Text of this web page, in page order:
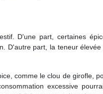
D'une part, certaines
D'autre part, la teneur
comme le clou de girofle,
excessive